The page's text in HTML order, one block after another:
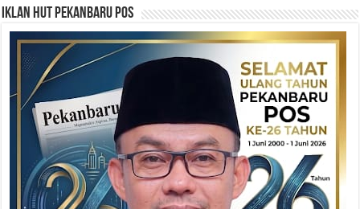
Iklan HUT Pekanbaru Pos